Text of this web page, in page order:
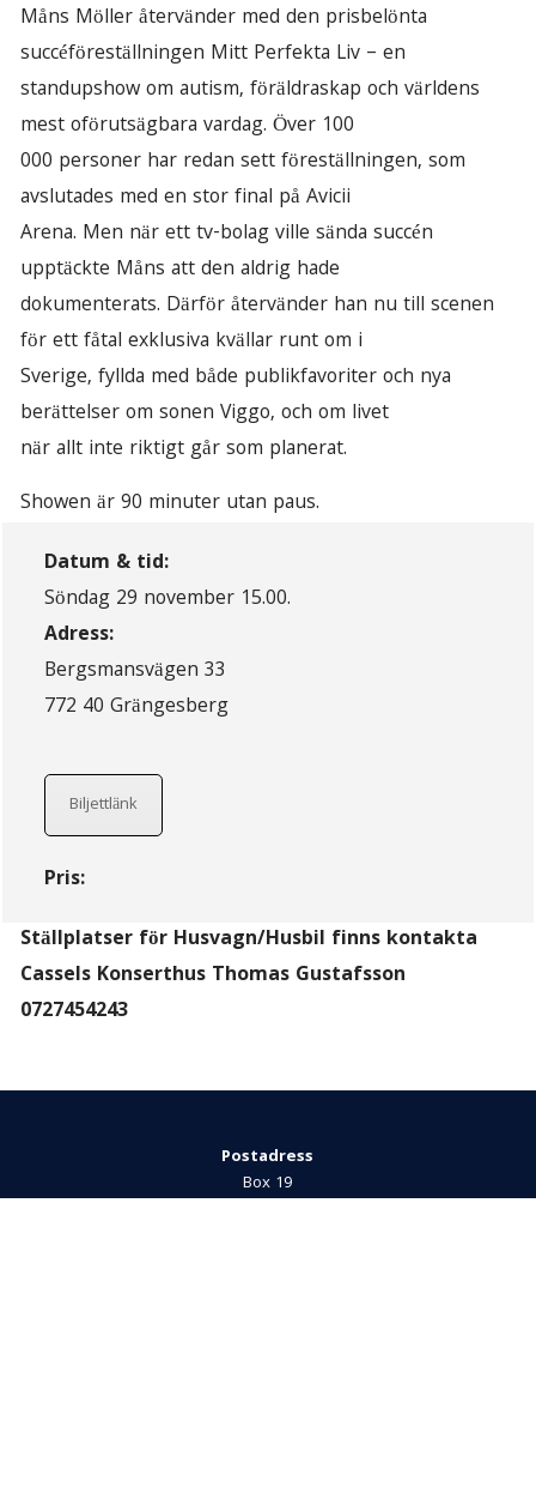
Måns Möller återvänder med den prisbelönta
succéföreställningen Mitt Perfekta Liv – en
standupshow om autism, föräldraskap och världens
mest oförutsägbara vardag. Över 100
000 personer har redan sett föreställningen, som
avslutades med en stor final på Avicii
Arena. Men när ett tv-bolag ville sända succén
upptäckte Måns att den aldrig hade
dokumenterats. Därför återvänder han nu till scenen
för ett fåtal exklusiva kvällar runt om i
Sverige, fyllda med både publikfavoriter och nya
berättelser om sonen Viggo, och om livet
när allt inte riktigt går som planerat.
Showen är 90 minuter utan paus.
Datum & tid:
Söndag 29 november 15.00.
Adress:
Bergsmansvägen 33
772 40 Grängesberg
Biljettlänk
Pris:
Ställplatser för Husvagn/Husbil finns kontakta
Cassels Konserthus Thomas Gustafsson
0727454243
Postadress
Box 19